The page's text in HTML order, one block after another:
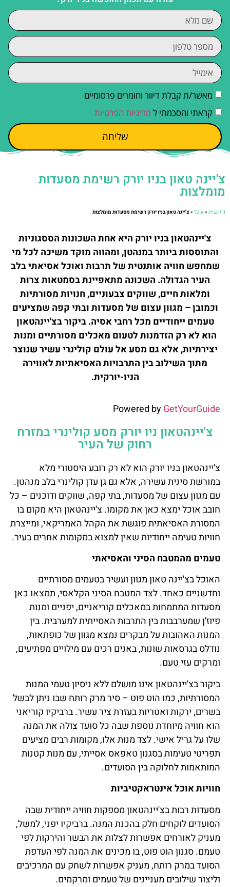
מאשר/ת קבלת דיוור וחומרים פרסומיים
קראתי והסכמתי ל מדיניות הפרטיות
שליחה
צ'יינה טאון בניו יורק רשימת מסעדות
מומלצות
דף הבית»אוכל»צ'יינה טאון בניו יורק רשימת מסעדות מומלצות
צ'יינהטאון בניו יורק היא אחת השכונות הססגוניות
והתוססות ביותר במנהטן, ומהווה מוקד משיכה לכל מי
שמחפש חוויה אותנטית של תרבות ואוכל אסיאתי בלב
העיר הגדולה. השכונה מתאפיינת בסמטאות צרות
ומלאות חיים, שווקים צבעוניים, חנויות מסורתיות
וכמובן – מגוון עצום של מסעדות ובתי קפה שמציעים
טעמים ייחודיים מכל רחבי אסיה. ביקור בצ'יינהטאון
הוא לא רק הזדמנות לטעום מאכלים מסורתיים ומנות
יצירתיות, אלא גם מסע אל עולם קולינרי עשיר שנוצר
מתוך השילוב בין התרבויות האסיאתיות לאווירה
הניו-יורקית.
Powered byGetYourGuide
צ'יינהטאון ניו יורק מסע קולינרי במזרח
רחוק של העיר
צ'יינהטאון בניו יורק הוא לא רק רובע היסטורי מלא
במורשת סינית עשירה, אלא גם גן עדן קולינרי בלב מנהטן.
עם מגוון עצום של מסעדות, בתי קפה, שווקים ודוכנים – כל
חובב אוכל ימצא כאן את מקומו. צ'יינהטאון היא מקום בו
המסורת האסיאתית פוגשת את הקהל האמריקאי, ומייצרת
חוויות טעימה ייחודיות שאין למצוא במקומות אחרים בעיר.
טעמים מהמטבח הסיני והאסיאתי
האוכל בצ'יינה טאון מגוון ועשיר בטעמים מסורתיים
וחדשניים כאחד. לצד המטבח הסיני הקלאסי, תמצאו כאן
מסעדות המתמחות במאכלים קוריאניים, יפניים ומנות
פיוז'ן שמערבבות בין התרבות האסייתית למערבית. בין
המנות האהובות על מבקרים נמצא מגוון של כופתאות,
נודלס בגרסאות שונות, באנים רכים עם מילויים מפתיעים,
ומרקים עזי טעם.
ביקור בצ'יינהטאון אינו מושלם ללא ניסיון טעמי המנות
המסורתיות, כמו הוט פוט – סיר מרק רותח שבו ניתן לבשל
בשרים, ירקות ואטריות בעזרת ציר עשיר. ברביקיו קוריאני
הוא חוויה מיוחדת נוספת שבה כל סועד צולה את המנה
שלו על גריל אישי. לצד מנות אלו, מקומות רבים מציעים
תפריטי טעימות בסגנון טאפאס אסייתי, עם מנות קטנות
המותאמות לחלוקה בין הסועדים.
חוויות אוכל אינטראקטיביות
מסעדות רבות בצ'יינהטאון מספקות חוויה ייחודית שבה
הסועדים לוקחים חלק בהכנת המנה. ברביקיו יפני, למשל,
מעניק לאורחים אפשרות לצלות את הבשר והירקות לפי
טעמם. סגנון הוט פוט, בו מכינים את המנה לפי העדפת
הסועד במרק רותח, מעניק אפשרות לשחק עם המרכיבים
וליצור שילובים מעניינים של טעמים ומרקמים.